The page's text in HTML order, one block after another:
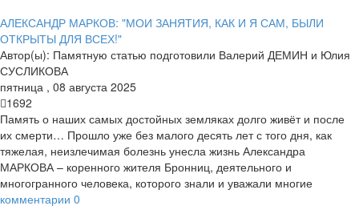
АЛЕКСАНДР МАРКОВ: "МОИ ЗАНЯТИЯ, КАК И Я САМ, БЫЛИ
ОТКРЫТЫ ДЛЯ ВСЕХ!"
Автор(ы): Памятную статью подготовили Валерий ДЕМИН и Юлия
СУСЛИКОВА
пятница , 08 августа 2025
1692
Память о наших самых достойных земляках долго живёт и после
их смерти… Прошло уже без малого десять лет с того дня, как
тяжелая, неизлечимая болезнь унесла жизнь Александра
МАРКОВА – коренного жителя Бронниц, деятельного и
многогранного человека, которого знали и уважали многие
комментарии 0